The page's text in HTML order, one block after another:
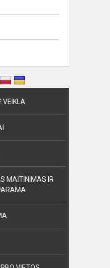
VEIKLA
MAITINIMAS IR